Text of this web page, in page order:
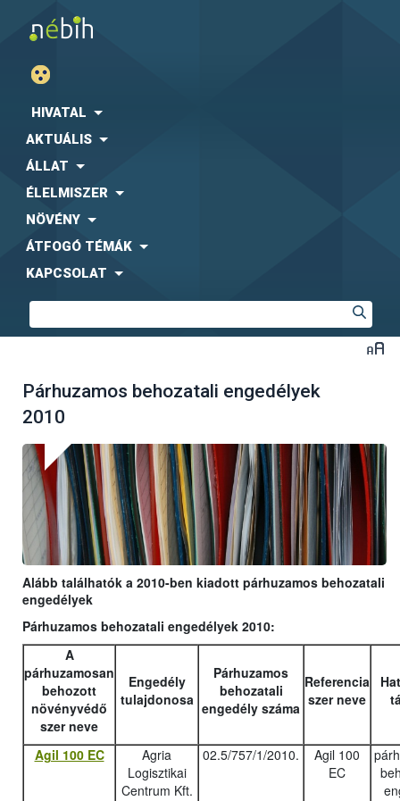
HIVATAL
AKTUÁLIS
ÁLLAT
ÉLELMISZER
NÖVÉNY
ÁTFOGÓ TÉMÁK
KAPCSOLAT
Párhuzamos behozatali engedélyek
2010
Alább találhatók a 2010-ben kiadott párhuzamos behozatali
engedélyek
Párhuzamos behozatali engedélyek 2010:
A
párhuzamosan
behozott
növényvédő
szer neve
Engedély
tulajdonosa
Párhuzamos
behozatali
engedély száma
Referencia
szer neve
Agil 100 EC
Agria
Logisztikai
Centrum Kft.
02.5/757/1/2010.
Agil 100
EC